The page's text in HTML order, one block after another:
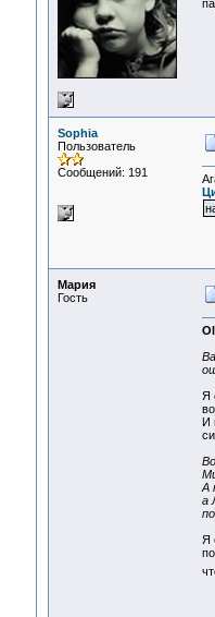
Sophia
Пользователь
Сообщений: 191
Мария
Гость
Я
И
А
а
Я